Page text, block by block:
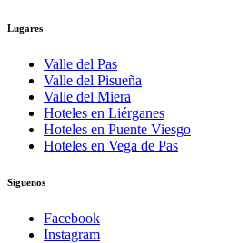
Lugares
Valle del Pas
Valle del Pisueña
Valle del Miera
Hoteles en Liérganes
Hoteles en Puente Viesgo
Hoteles en Vega de Pas
Síguenos
Facebook
Instagram